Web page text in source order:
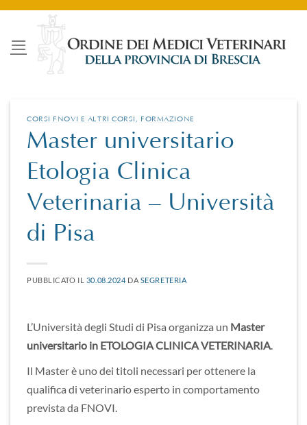
Salta
contenuti
CORSI FNOVI E ALTRI CORSI , FORMAZIONE
Master universitario
Etologia Clinica
Veterinaria – Università
di Pisa
PUBBLICATO IL 30.08.2024 DA SEGRETERIA
L’Università degli Studi di Pisa organizza un Master
universitario in ETOLOGIA CLINICA VETERINARIA.
Il Master è uno dei titoli necessari per ottenere la
qualifica di veterinario esperto in comportamento
prevista da FNOVI.